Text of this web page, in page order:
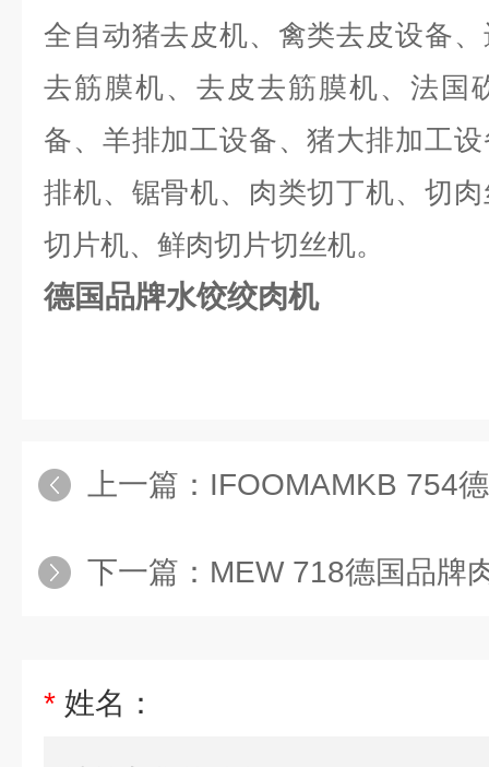
全自动猪去皮机、禽类去皮设备
去筋膜机、去皮去筋膜机、法国
备、羊排加工设备、猪大排加工
排机、锯骨机、肉类切丁机、切
切片机、鲜肉切片切丝机。
德国品牌水饺绞肉机
上一篇： IFOOMAMKB 754德
下一篇： MEW 718德国品牌
* 姓名：